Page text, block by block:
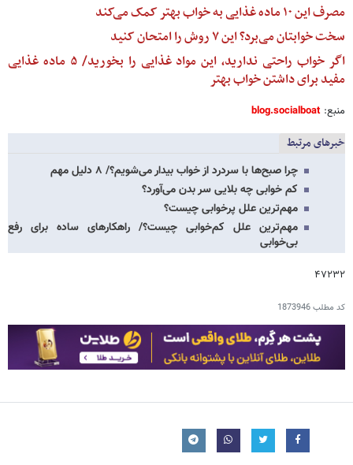
مصرف این ۱۰ ماده غذایی به خواب بهتر کمک می‌کند
سخت خوابتان می‌برد؟ این ۷ روش را امتحان کنید
اگر خواب راحتی ندارید، این مواد غذایی را بخورید/ ۵ ماده غذایی
مفید برای داشتن خواب بهتر
منبع:blog.socialboat
خبرهای مرتبط
چرا صبح‌ها با سردرد از خواب بیدار می‌شویم؟/ ۸ دلیل مهم
کم خوابی چه بلایی سر بدن می‌آورد؟
مهم‌ترین علل پرخوابی چیست؟
مهم‌ترین علل کم‌خوابی چیست؟/ راهکارهای ساده برای رفع
بی‌خوابی
۴۷۲۳۲
کد مطلب1873946